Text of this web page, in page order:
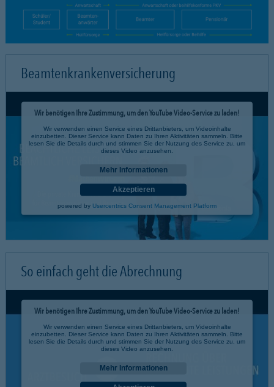
Beamtenkrankenversicherung
Wir benötigen Ihre Zustimmung, um den YouTube Video-Service zu laden!
Wir verwenden einen Service eines Drittanbieters, um Videoinhalte
einzubetten. Dieser Service kann Daten zu Ihren Aktivitäten sammeln. Bitte
lesen Sie die Details durch und stimmen Sie der Nutzung des Service zu, um
dieses Video anzusehen.
Mehr Informationen
Akzeptieren
powered by Usercentrics Consent Management Platform
So einfach geht die Abrechnung
Wir benötigen Ihre Zustimmung, um den YouTube Video-Service zu laden!
Wir verwenden einen Service eines Drittanbieters, um Videoinhalte
einzubetten. Dieser Service kann Daten zu Ihren Aktivitäten sammeln. Bitte
lesen Sie die Details durch und stimmen Sie der Nutzung des Service zu, um
dieses Video anzusehen.
Mehr Informationen